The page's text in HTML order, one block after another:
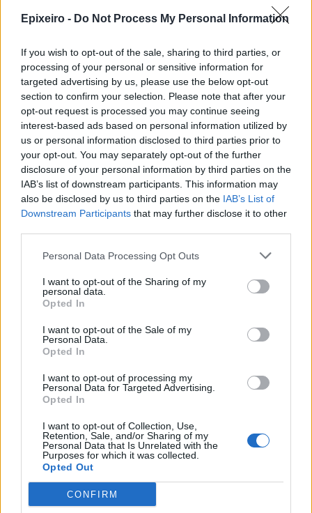
Epixeiro - Do Not Process My Personal Information
If you wish to opt-out of the sale, sharing to third parties, or
processing of your personal or sensitive information for
targeted advertising by us, please use the below opt-out
section to confirm your selection. Please note that after your
opt-out request is processed you may continue seeing
interest-based ads based on personal information utilized by
us or personal information disclosed to third parties prior to
your opt-out. You may separately opt-out of the further
disclosure of your personal information by third parties on the
IAB’s list of downstream participants. This information may
also be disclosed by us to third parties on the IAB’s List of
Downstream Participants that may further disclose it to other
Personal Data Processing Opt Outs
I want to opt-out of the Sharing of my
personal data.
Opted In
I want to opt-out of the Sale of my
Personal Data.
Opted In
I want to opt-out of processing my
Personal Data for Targeted Advertising.
Opted In
I want to opt-out of Collection, Use,
Retention, Sale, and/or Sharing of my
Personal Data that Is Unrelated with the
Purposes for which it was collected.
Opted Out
CONFIRM
Ακολουθήστε το στοGoogle News
και μάθετε πρώτοι όλα τα επιχειρηματικά νέα
Δείτε όλες τις τελευταίες επιχειρηματικές
Ειδήσειςαπό την Ελλάδα και τον κόσμο στο
Σχολιάστε
... σχόλια| Κάνε click για να σχολιάσεις